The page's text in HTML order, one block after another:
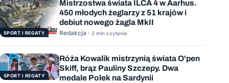
SPORT I REGATY
Mistrzostwa świata ILCA 4 w Aarhus.
450 młodych żeglarzy z 51 krajów i
debiut nowego żagla MkII
Redakcja · 2 min czytania
SPORT I REGATY
Róża Kowalik mistrzynią świata O'pen
Skiff, brąz Pauliny Szczepy. Dwa
medale Polek na Sardynii